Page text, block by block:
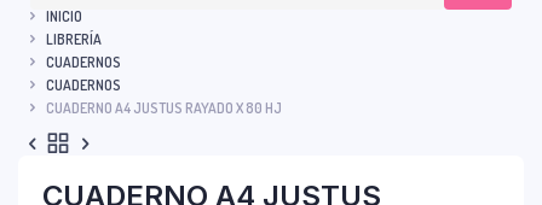
INICIO
LIBRERÍA
CUADERNOS
CUADERNOS
CUADERNO A4 JUSTUS RAYADO X 80 HJ
CUADERNO A4 JUSTUS